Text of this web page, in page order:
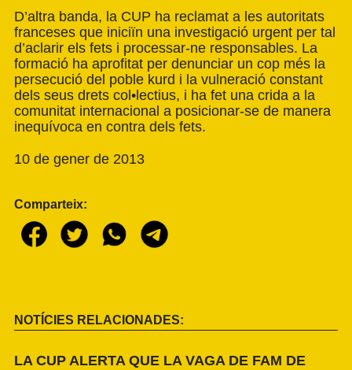
D’altra banda, la CUP ha reclamat a les autoritats
franceses que iniciïn una investigació urgent per tal
d’aclarir els fets i processar-ne responsables. La
formació ha aprofitat per denunciar un cop més la
persecució del poble kurd i la vulneració constant
dels seus drets col•lectius, i ha fet una crida a la
comunitat internacional a posicionar-se de manera
inequívoca en contra dels fets.
10 de gener de 2013
Comparteix:
NOTÍCIES RELACIONADES:
LA CUP ALERTA QUE LA VAGA DE FAM DE